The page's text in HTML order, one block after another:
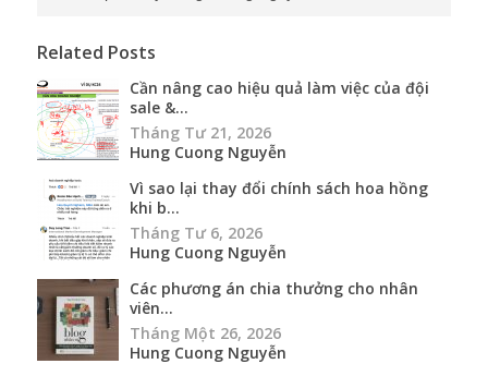
Related Posts
Cần nâng cao hiệu quả làm việc của đội
sale &...
Tháng Tư 21, 2026
Hung Cuong Nguyễn
Vì sao lại thay đổi chính sách hoa hồng
khi b...
Tháng Tư 6, 2026
Hung Cuong Nguyễn
Các phương án chia thưởng cho nhân
viên...
Tháng Một 26, 2026
Hung Cuong Nguyễn